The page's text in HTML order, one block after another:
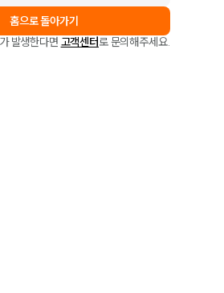
홈으로 돌아가기
발생한다면 고객센터로 문의해주세요.